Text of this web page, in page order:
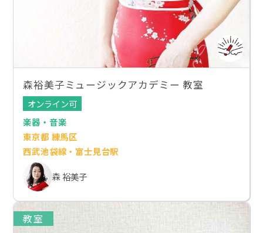
森裕美子ミュージックアカデミー 教室
オンライン可
楽器・音楽
東京都 練馬区
西武池袋線・富士見台駅
森 裕美子
教室